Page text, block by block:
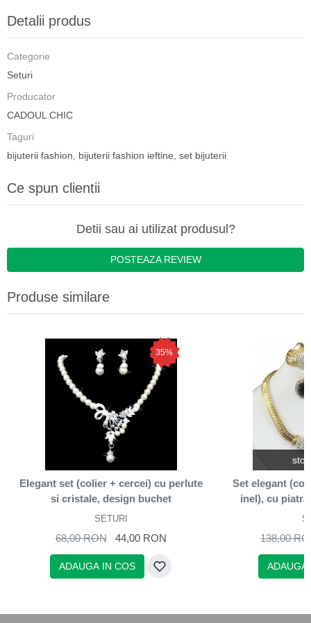
Detalii produs
Categorie
Seturi
Producator
CADOUL CHIC
Taguri
bijuterii fashion
bijuterii fashion ieftine set bijuterii
Ce spun clientii
Detii sau ai utilizat produsul?
POSTEAZA REVIEW
Produse similare
35%
Elegant set (colier + cercei) cu perlute
si cristale, design buchet
SETURI
68,00 RON 44,00 RON
ADAUGA IN COS
Set elegant
inel), cu
138,00
ADAUGA